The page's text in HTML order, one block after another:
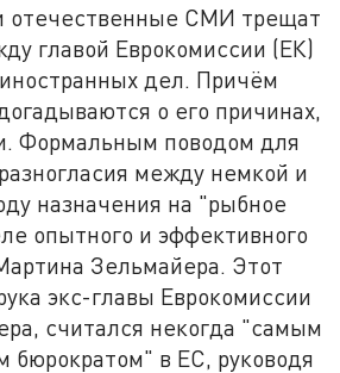
отечественные СМИ трещат
главой Еврокомиссии (ЕК)
дел. Причём
о его причинах,
Формальным поводом для
между немкой и
назначения на "рыбное
опытного и эффективного
Зельмайера. Этот
экс-главы Еврокомиссии
считался некогда "самым
бюрократом" в ЕС, руководя